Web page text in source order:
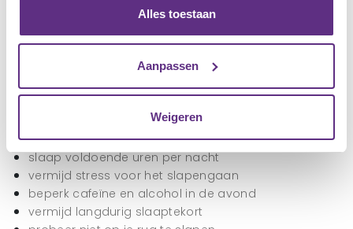
Alles toestaan
Aanpassen
Weigeren
Hoe kun je slaapverlamming voorkomen?
Hoewel slaapverlamming niet altijd volledig te
voorkomen is, zijn er verschillende manieren om de kans
houd een vast slaapritme aan
slaap voldoende uren per nacht
vermijd stress voor het slapengaan
beperk cafeïne en alcohol in de avond
vermijd langdurig slaaptekort